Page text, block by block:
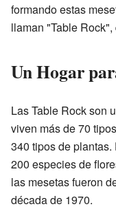
formando estas
llaman "Table
Un Hogar
Las Table Rock son
viven más de 70
340 tipos de
200 especies de
las mesetas fueron
década de 1970.